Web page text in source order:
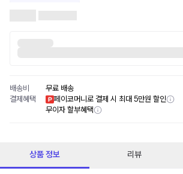
배송비
무료 배송
결제혜택
페이코머니로 결제 시 최대 5만원 할인
무이자 할부혜택
상품 정보 리뷰